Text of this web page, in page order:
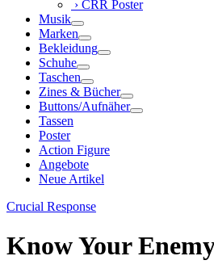
› CRR Poster
Musik
Marken
Bekleidung
Schuhe
Taschen
Zines & Bücher
Buttons/Aufnäher
Tassen
Poster
Action Figure
Angebote
Neue Artikel
Crucial Response
Know Your